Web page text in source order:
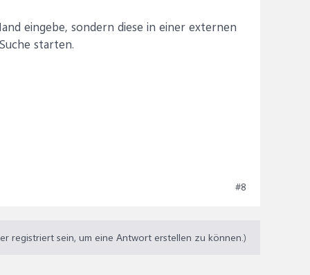
eingebe, sondern diese in einer externen
starten.
#8
registriert sein, um eine Antwort erstellen zu können.)